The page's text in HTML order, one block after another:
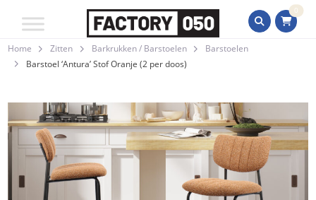
0
Home Zitten Barkrukken / Barstoelen
Barstoelen
Barstoel ‘Antura’ Stof Oranje (2 per doos)